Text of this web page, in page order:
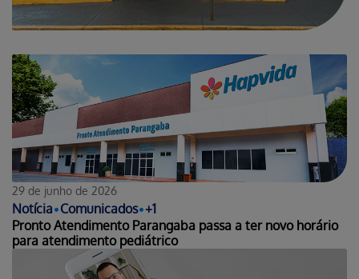
Notícia•Comunicados•+1
29 de junho de 2026
Pronto Atendimento Parangaba passa a ter novo horário
para atendimento pediátrico